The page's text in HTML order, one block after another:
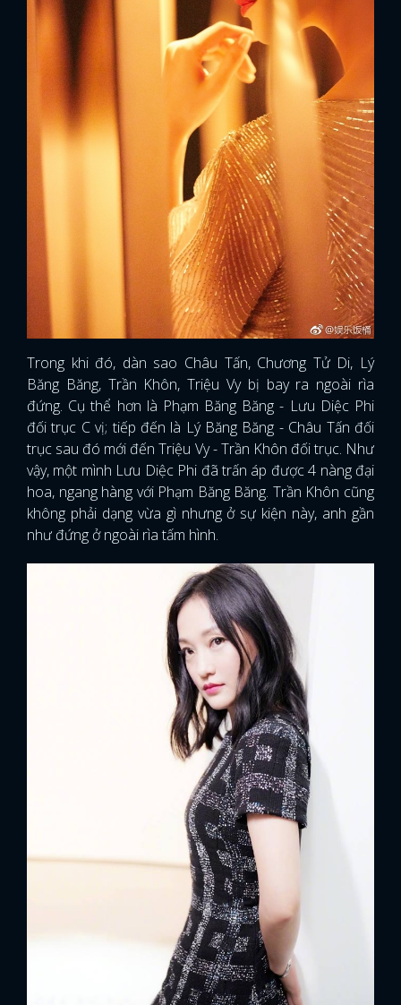
Trong khi đó, dàn sao Châu Tấn, Chương Tử Di, Lý
Băng Băng, Trần Khôn, Triệu Vy bị bay ra ngoài rìa
đứng. Cụ thể hơn là Phạm Băng Băng - Lưu Diệc Phi
đối trục C vị; tiếp đến là Lý Băng Băng - Châu Tấn đối
trục sau đó mới đến Triệu Vy - Trần Khôn đối trục. Như
vậy, một mình Lưu Diệc Phi đã trấn áp được 4 nàng đại
hoa, ngang hàng với Phạm Băng Băng. Trần Khôn cũng
không phải dạng vừa gì nhưng ở sự kiện này, anh gần
như đứng ở ngoài rìa tấm hình.